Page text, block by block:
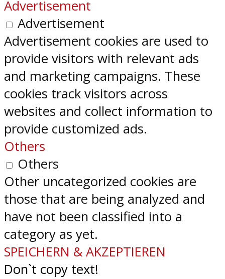
Advertisement
Advertisement
Advertisement cookies are used to
provide visitors with relevant ads
and marketing campaigns. These
cookies track visitors across
websites and collect information to
provide customized ads.
Others
Others
Other uncategorized cookies are
those that are being analyzed and
have not been classified into a
category as yet.
SPEICHERN & AKZEPTIEREN
Don`t copy text!